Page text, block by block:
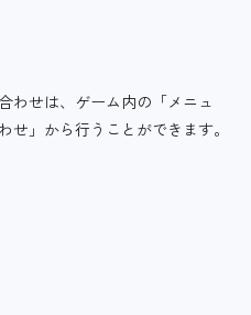
わせは、ゲーム内の「メニュ
」から行うことができます。